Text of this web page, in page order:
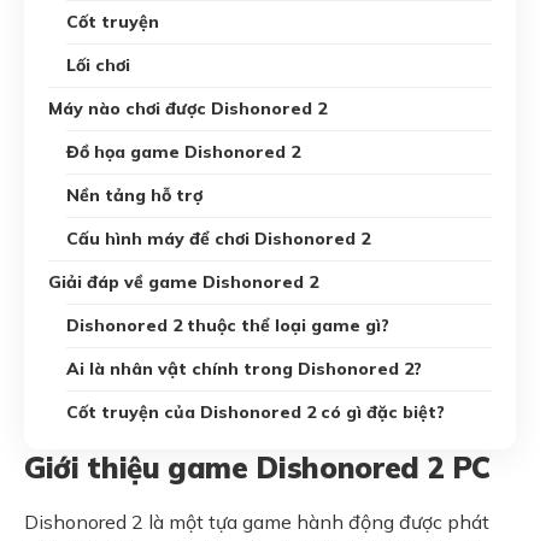
Cốt truyện
Lối chơi
Máy nào chơi được Dishonored 2
Đồ họa game Dishonored 2
Nền tảng hỗ trợ
Cấu hình máy để chơi Dishonored 2
Giải đáp về game Dishonored 2
Dishonored 2 thuộc thể loại game gì?
Ai là nhân vật chính trong Dishonored 2?
Cốt truyện của Dishonored 2 có gì đặc biệt?
Giới thiệu game Dishonored 2 PC
Dishonored 2 là một tựa game hành động được phát